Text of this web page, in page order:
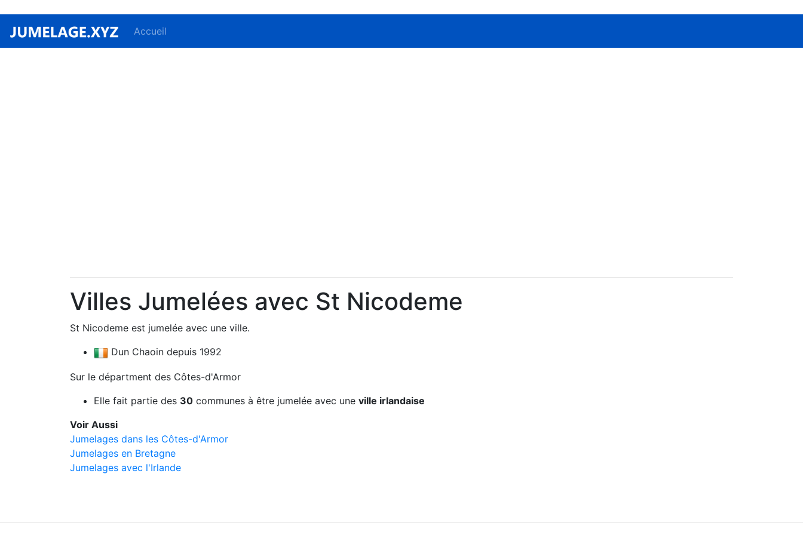
Accueil
Villes Jumelées avec St Nicodeme
St Nicodeme est jumelée avec une ville.
Dun Chaoin depuis 1992
Sur le départment des Côtes-d'Armor
Elle fait partie des 30 communes à être jumelée avec une ville irlandaise
Voir Aussi
Jumelages dans les Côtes-d'Armor
Jumelages en Bretagne
Jumelages avec l'Irlande